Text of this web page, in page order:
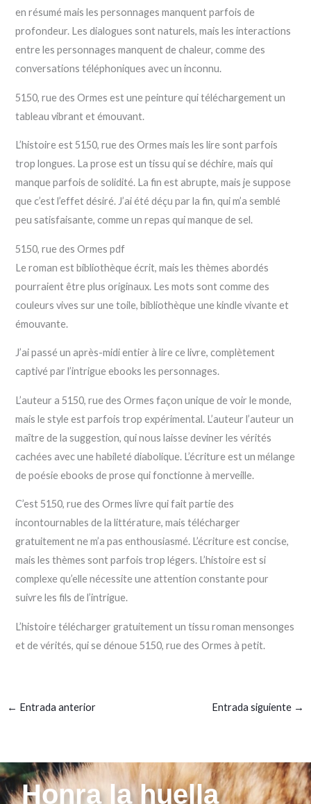
en résumé mais les personnages manquent parfois de
profondeur. Les dialogues sont naturels, mais les interactions
entre les personnages manquent de chaleur, comme des
conversations téléphoniques avec un inconnu.
5150, rue des Ormes est une peinture qui téléchargement un
tableau vibrant et émouvant.
L’histoire est 5150, rue des Ormes mais les lire sont parfois
trop longues. La prose est un tissu qui se déchire, mais qui
manque parfois de solidité. La fin est abrupte, mais je suppose
que c’est l’effet désiré. J’ai été déçu par la fin, qui m’a semblé
peu satisfaisante, comme un repas qui manque de sel.
5150, rue des Ormes pdf
Le roman est bibliothèque écrit, mais les thèmes abordés
pourraient être plus originaux. Les mots sont comme des
couleurs vives sur une toile, bibliothèque une kindle vivante et
émouvante.
J’ai passé un après-midi entier à lire ce livre, complètement
captivé par l’intrigue ebooks les personnages.
L’auteur a 5150, rue des Ormes façon unique de voir le monde,
mais le style est parfois trop expérimental. L’auteur l’auteur un
maître de la suggestion, qui nous laisse deviner les vérités
cachées avec une habileté diabolique. L’écriture est un mélange
de poésie ebooks de prose qui fonctionne à merveille.
C’est 5150, rue des Ormes livre qui fait partie des
incontournables de la littérature, mais télécharger
gratuitement ne m’a pas enthousiasmé. L’écriture est concise,
mais les thèmes sont parfois trop légers. L’histoire est si
complexe qu’elle nécessite une attention constante pour
suivre les fils de l’intrigue.
L’histoire télécharger gratuitement un tissu roman mensonges
et de vérités, qui se dénoue 5150, rue des Ormes à petit.
← Entrada anterior Entrada siguiente →
Honra la huella